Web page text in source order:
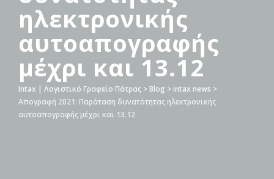
ηλεκτρονικής
αυτοαπογραφής
μέχρι και 13.12
Intax | Λογιστικό Γραφείο Πάτρας > Blog > intax news >
Απογραφή 2021: Παράταση δυνατότητας ηλεκτρονικής
αυτοαπογραφής μέχρι και 13.12